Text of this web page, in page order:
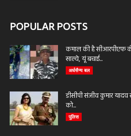
POPULAR POSTS
कमाल की है सीआरपीएफ
साल्वे, यूं बचाई...
अर्धसैन्य बल
डीसीपी संजीव कुमार
को...
पुलिस